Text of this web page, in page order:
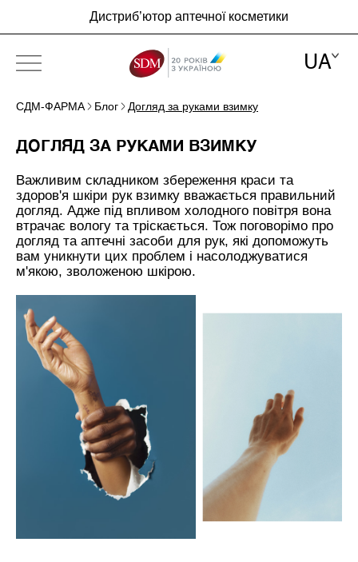
Дистриб’ютор аптечної косметики
UA
БРЕНДИ
НОВИНИ
БЛОГ
КОНТАКТИ
UA
СДМ-ФАРМА Блог Догляд за руками взимку
ДОГЛЯД ЗА РУКАМИ ВЗИМКУ
Важливим складником збереження краси та
здоров'я шкіри рук взимку вважається правильний
догляд. Адже під впливом холодного повітря вона
втрачає вологу та тріскається. Тож поговорімо про
догляд та аптечні засоби для рук, які допоможуть
вам уникнути цих проблем і насолоджуватися
м'якою, зволоженою шкірою.